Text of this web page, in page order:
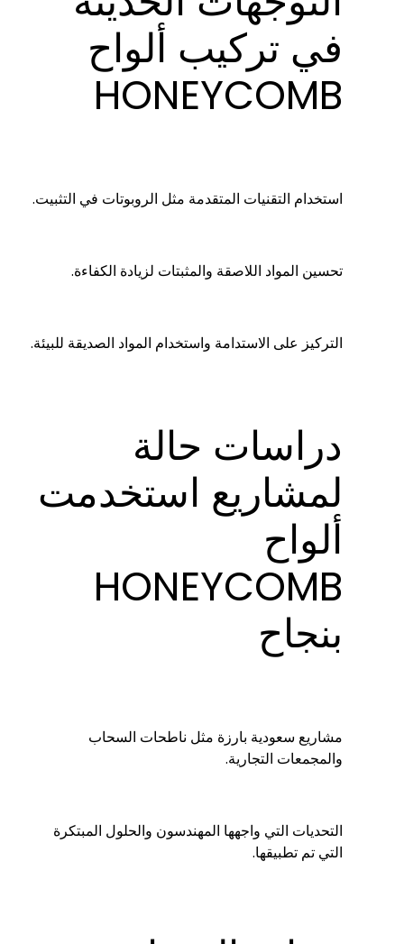
في تركيب ألواح
HONEYCOMB
استخدام التقنيات المتقدمة مثل الروبوتات في التثبيت.
تحسين المواد اللاصقة والمثبتات لزيادة الكفاءة.
التركيز على الاستدامة واستخدام المواد الصديقة للبيئة.
دراسات حالة
لمشاريع استخدمت
ألواح
HONEYCOMB
بنجاح
مشاريع سعودية بارزة مثل ناطحات السحاب
والمجمعات التجارية.
التحديات التي واجهها المهندسون والحلول المبتكرة
التي تم تطبيقها.